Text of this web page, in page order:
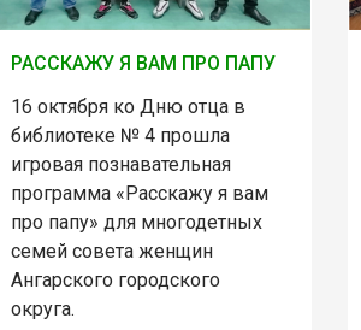
РАССКАЖУ Я ВАМ ПРО ПАПУ
16 октября ко Дню отца в
библиотеке № 4 прошла
игровая познавательная
программа «Расскажу я вам
про папу» для многодетных
семей совета женщин
Ангарского городского
округа.